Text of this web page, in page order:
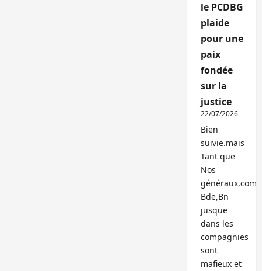
le PCDBG
plaide
pour une
paix
fondée
sur la
justice
22/07/2026
Bien
suivie.mais
Tant que
Nos
généraux,com
Bde,Bn
jusque
dans les
compagnies
sont
mafieux et